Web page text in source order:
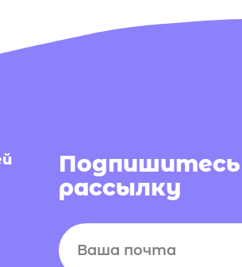
на нашу
секреты производства, показываем
обуви из нового сезона и каждый день
Подписаться